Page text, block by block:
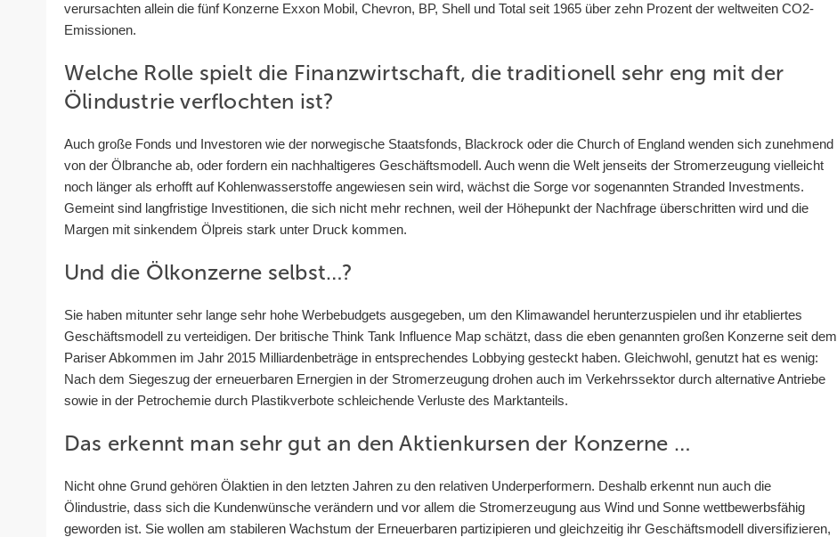
verursachten allein die fünf Konzerne Exxon Mobil, Chevron, BP, Shell und Total seit 1965 über zehn Prozent der weltweiten CO2-
Emissionen.
Welche Rolle spielt die Finanzwirtschaft, die traditionell sehr eng mit der
Ölindustrie verflochten ist?
Auch große Fonds und Investoren wie der norwegische Staatsfonds, Blackrock oder die Church of England wenden sich zunehmend
von der Ölbranche ab, oder fordern ein nachhaltigeres Geschäftsmodell. Auch wenn die Welt jenseits der Stromerzeugung vielleicht
noch länger als erhofft auf Kohlenwasserstoffe angewiesen sein wird, wächst die Sorge vor sogenannten Stranded Investments.
Gemeint sind langfristige Investitionen, die sich nicht mehr rechnen, weil der Höhepunkt der Nachfrage überschritten wird und die
Margen mit sinkendem Ölpreis stark unter Druck kommen.
Und die Ölkonzerne selbst…?
Sie haben mitunter sehr lange sehr hohe Werbebudgets ausgegeben, um den Klimawandel herunterzuspielen und ihr etabliertes
Geschäftsmodell zu verteidigen. Der britische Think Tank Influence Map schätzt, dass die eben genannten großen Konzerne seit dem
Pariser Abkommen im Jahr 2015 Milliardenbeträge in entsprechendes Lobbying gesteckt haben. Gleichwohl, genutzt hat es wenig:
Nach dem Siegeszug der erneuerbaren Ernergien in der Stromerzeugung drohen auch im Verkehrssektor durch alternative Antriebe
sowie in der Petrochemie durch Plastikverbote schleichende Verluste des Marktanteils.
Das erkennt man sehr gut an den Aktienkursen der Konzerne …
Nicht ohne Grund gehören Ölaktien in den letzten Jahren zu den relativen Underperformern. Deshalb erkennt nun auch die
Ölindustrie, dass sich die Kundenwünsche verändern und vor allem die Stromerzeugung aus Wind und Sonne wettbewerbsfähig
geworden ist. Sie wollen am stabileren Wachstum der Erneuerbaren partizipieren und gleichzeitig ihr Geschäftsmodell diversifizieren,